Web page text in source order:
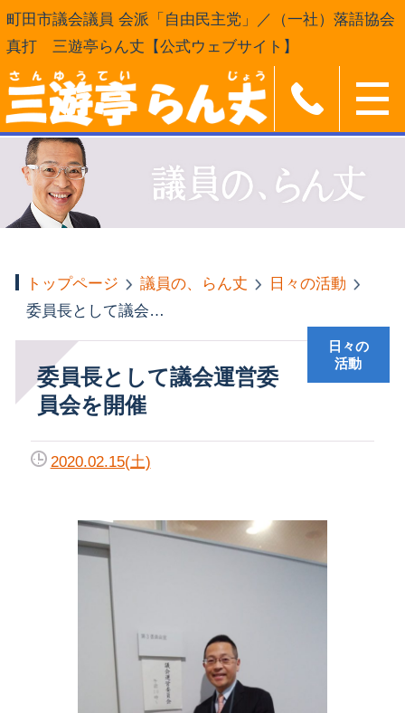
町田市議会議員 会派「自由民主党」／（一社）落語協会
真打 三遊亭らん丈【公式ウェブサイト】
トップページ 議員の、らん丈
日々の活動
委員長として議会運営委員会を開催
委員長として議会運営委
員会を開催
日々の
活動
2020.02.15(土)